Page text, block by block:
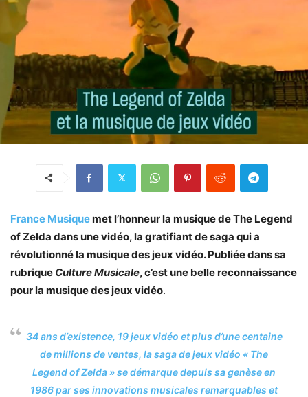
France Musiquemet l’honneur la musique de The Legend
of Zelda dans une vidéo, la gratifiant de saga qui a
révolutionné la musique des jeux vidéo. Publiée dans sa
rubrique Culture Musicale, c’est une belle reconnaissance
pour la musique des jeux vidéo.
34 ans d’existence, 19 jeux vidéo et plus d’une centaine
de millions de ventes, la saga de jeux vidéo « The
Legend of Zelda » se démarque depuis sa genèse en
1986 par ses innovations musicales remarquables et